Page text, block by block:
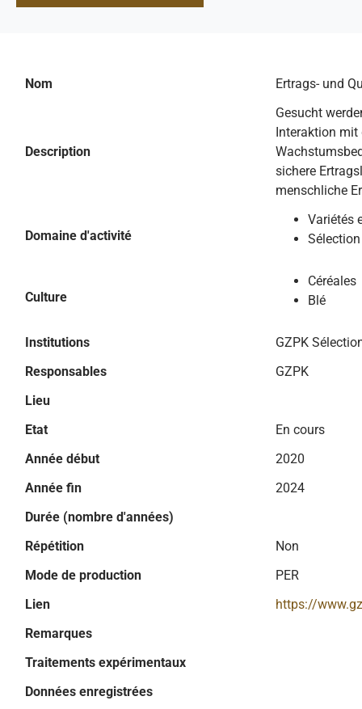
Nom Ertrags- und
Description
Gesucht
Interaktion mit
sichere
menschliche
Domaine d'activité
Variétés
Culture
Céréales
Blé
Institutions
GZPK
Responsables
GZPK
Lieu
Etat
En cours
Année début
2020
Année fin
2024
Durée (nombre d'années)
Répétition
Non
Mode de production
PER
Lien
https://
Remarques
Traitements expérimentaux
Données enregistrées